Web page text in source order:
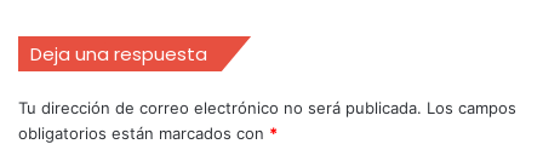
Deja una respuesta
Tu dirección de correo electrónico no será publicada. Los campos
obligatorios están marcados con *